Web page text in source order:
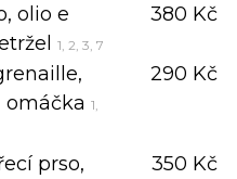
olio e
1, 2, 3, 7
380 Kč
omáčka 1,
290 Kč
prso,
350 Kč